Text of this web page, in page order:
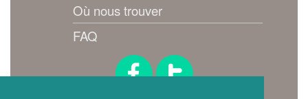
Où nous trouver
FAQ